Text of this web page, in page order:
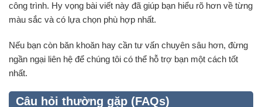
công trình. Hy vọng bài viết này đã giúp bạn hiểu rõ hơn về từng
màu sắc và có lựa chọn phù hợp nhất.
Nếu bạn còn băn khoăn hay cần tư vấn chuyên sâu hơn, đừng
ngần ngại liên hệ để chúng tôi có thể hỗ trợ bạn một cách tốt
nhất.
Câu hỏi thường gặp (FAQs)